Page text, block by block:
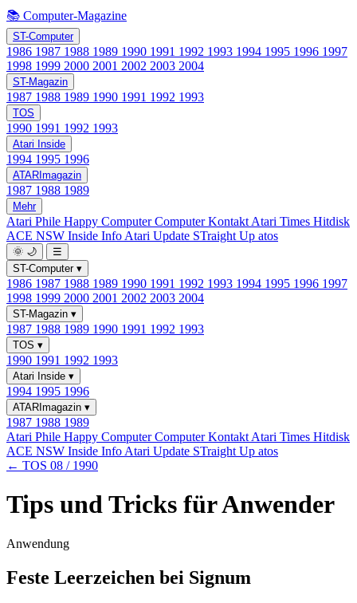
📚 Computer-Magazine
ST-Computer
1986 1987 1988 1989 1990 1991 1992 1993 1994 1995 1996 1997
1998 1999 2000 2001 2002 2003 2004
ST-Magazin
1987 1988 1989 1990 1991 1992 1993
TOS
1990 1991 1992 1993
Atari Inside
1994 1995 1996
ATARImagazin
1987 1988 1989
Mehr
Atari Phile Happy ComputerComputer Kontakt Atari Times Hitdisk
ACE NSW Inside Info Atari Update STraight Up atos
🌞 🌙
☰
ST-Computer ▾
1986 1987 1988 1989 1990 1991 1992 1993 1994 1995 1996 1997
1998 1999 2000 2001 2002 2003 2004
ST-Magazin ▾
1987 1988 1989 1990 1991 1992 1993
TOS ▾
1990 1991 1992 1993
Atari Inside ▾
1994 1995 1996
ATARImagazin ▾
1987 1988 1989
Atari Phile Happy ComputerComputer Kontakt Atari Times Hitdisk
ACE NSW Inside Info Atari Update STraight Up atos
← TOS 08 / 1990
Tips und Tricks für Anwender
Anwendung
Feste Leerzeichen bei Signum